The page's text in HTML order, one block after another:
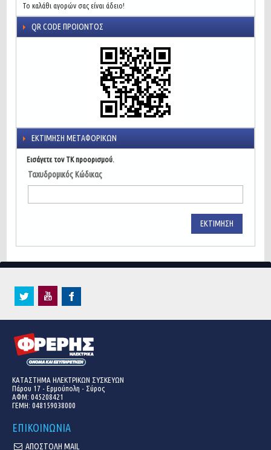
Το καλάθι αγορών σας είναι άδειο!
QR CODE ΠΡΟΙΌΝΤΟΣ
ΕΚΤΊΜΗΣΗ ΜΕΤΑΦΟΡΙΚΏΝ
Εισάγετε τον ΤΚ προορισμού.
Ταχυδρομικός Κώδικας
ΕΚΤΊΜΗΣΗ
ΚΑΤΑΣΤΗΜΑ ΗΛΕΚΤΡΙΚΩΝ ΣΥΣΚΕΥΩΝ
Πάρου 17 - Ερμούπολη - Σύρος
ΑΦΜ: 045208421
ΓΕΜΗ: 048159038000
ΕΠΙΚΟΙΝΩΝΙΑ
ΑΠΟΣΤΟΛΗ MAIL